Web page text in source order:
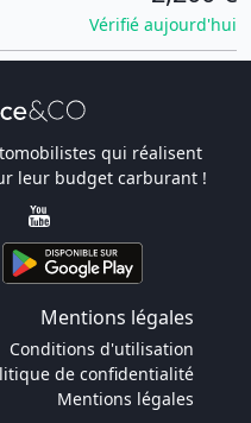
Vérifié aujourd'hui
qui réalisent
leur budget carburant !
Mentions légales
Conditions d'utilisation
de confidentialité
Mentions légales